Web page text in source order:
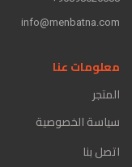
info@menbatna.com
معلومات عنا
المتجر
سياسة الخصوصية
اتصل بنا